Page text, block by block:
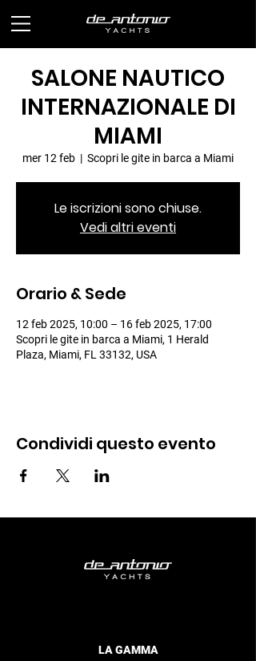
SALONE NAUTICO
INTERNAZIONALE DI
MIAMI
mer 12 feb
  |
Scopri le gite in barca a Miami
Le iscrizioni sono chiuse.
Vedi altri eventi
Orario & Sede
12 feb 2025, 10:00 – 16 feb 2025, 17:00
Scopri le gite in barca a Miami, 1 Herald
Plaza, Miami, FL 33132, USA
Condividi questo evento
LA GAMMA